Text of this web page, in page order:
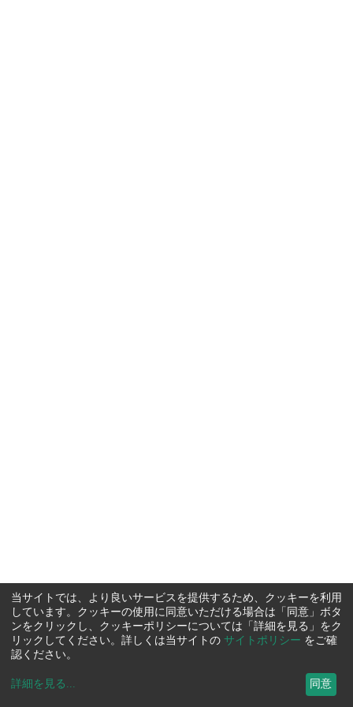
当サイトでは、より良いサービスを提供するため、クッキーを利用
しています。クッキーの使用に同意いただける場合は「同意」ボタ
ンをクリックし、クッキーポリシーについては「詳細を見る」をク
リックしてください。詳しくは当サイトの サイトポリシー をご確
認ください。
詳細を見る ... 同意